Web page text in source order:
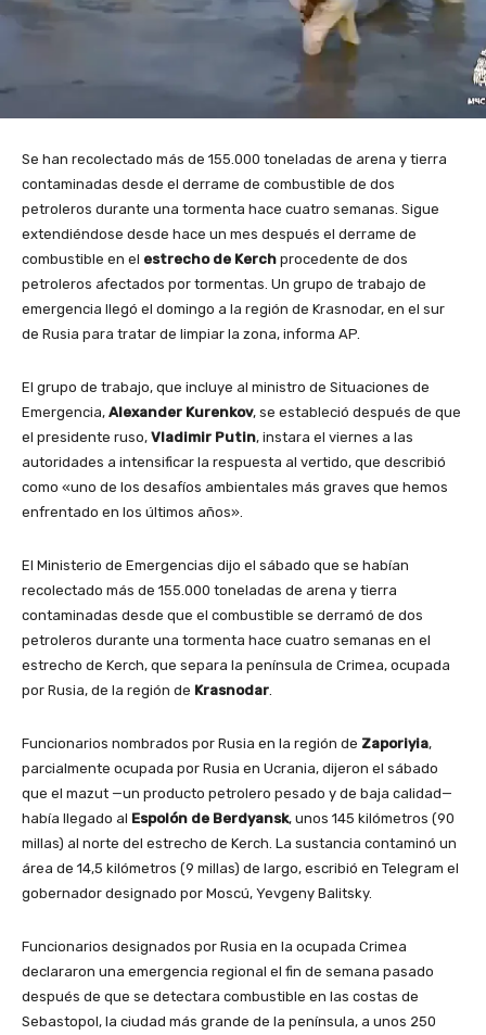
Se han recolectado más de 155.000 toneladas de arena y tierra
contaminadas desde el derrame de combustible de dos
petroleros durante una tormenta hace cuatro semanas. Sigue
extendiéndose desde hace un mes después el derrame de
combustible en el estrecho de Kerch procedente de dos
petroleros afectados por tormentas. Un grupo de trabajo de
emergencia llegó el domingo a la región de Krasnodar, en el sur
de Rusia para tratar de limpiar la zona, informa AP.
El grupo de trabajo, que incluye al ministro de Situaciones de
Emergencia, Alexander Kurenkov, se estableció después de que
el presidente ruso, Vladimir Putin, instara el viernes a las
autoridades a intensificar la respuesta al vertido, que describió
como «uno de los desafíos ambientales más graves que hemos
enfrentado en los últimos años».
El Ministerio de Emergencias dijo el sábado que se habían
recolectado más de 155.000 toneladas de arena y tierra
contaminadas desde que el combustible se derramó de dos
petroleros durante una tormenta hace cuatro semanas en el
estrecho de Kerch, que separa la península de Crimea, ocupada
por Rusia, de la región de Krasnodar
Funcionarios nombrados por Rusia en la región de Zaporiyia,
parcialmente ocupada por Rusia en Ucrania, dijeron el sábado
que el mazut —un producto petrolero pesado y de baja calidad—
había llegado al Espolón de Berdyansk, unos 145 kilómetros (90
millas) al norte del estrecho de Kerch. La sustancia contaminó un
área de 14,5 kilómetros (9 millas) de largo, escribió en Telegram el
gobernador designado por Moscú, Yevgeny Balitsky.
Funcionarios designados por Rusia en la ocupada Crimea
declararon una emergencia regional el fin de semana pasado
después de que se detectara combustible en las costas de
Sebastopol, la ciudad más grande de la península, a unos 250